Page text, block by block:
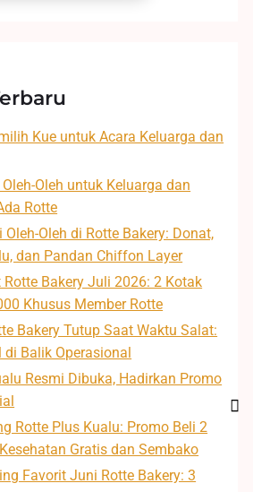
Kue untuk Acara Keluarga dan
Oleh untuk Keluarga dan
Rotte
Oleh-Oleh di Rotte Bakery: Donat,
dan Pandan Chiffon Layer
Rotte Bakery Juli 2026: 2 Kotak
Khusus Member Rotte
Bakery Tutup Saat Waktu Salat:
Balik Operasional
Resmi Dibuka, Hadirkan Promo
Rotte Plus Kualu: Promo Beli 2
Gratis dan Sembako
Favorit Juni Rotte Bakery: 3